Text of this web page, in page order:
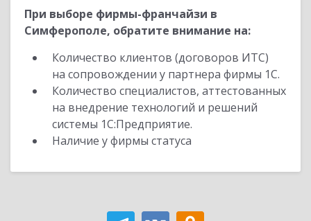
При выборе фирмы-франчайзи в
Симферополе, обратите внимание на:
Количество клиентов (договоров ИТС)
на сопровождении у партнера фирмы 1С.
Количество специалистов, аттестованных
на внедрение технологий и решений
системы 1С:Предприятие.
Наличие у фирмы статуса